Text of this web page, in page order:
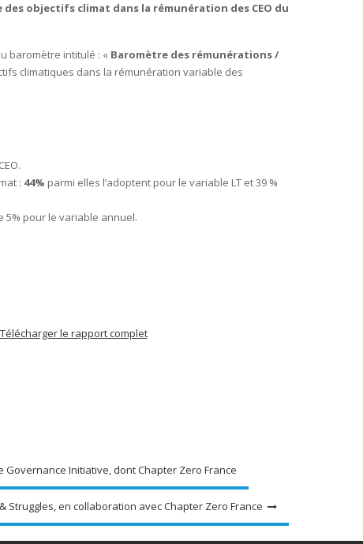
objectifs climat dans la rémunération des CEO du
baromètre intitulé : « Baromètre des rémunérations /
climatiques dans la rémunération variable des
: 44% parmi elles l’adoptent pour le variable LT et 39 %
5% pour le variable annuel.
Télécharger le rapport complet
Initiative, dont Chapter Zero France
en collaboration avec Chapter Zero France